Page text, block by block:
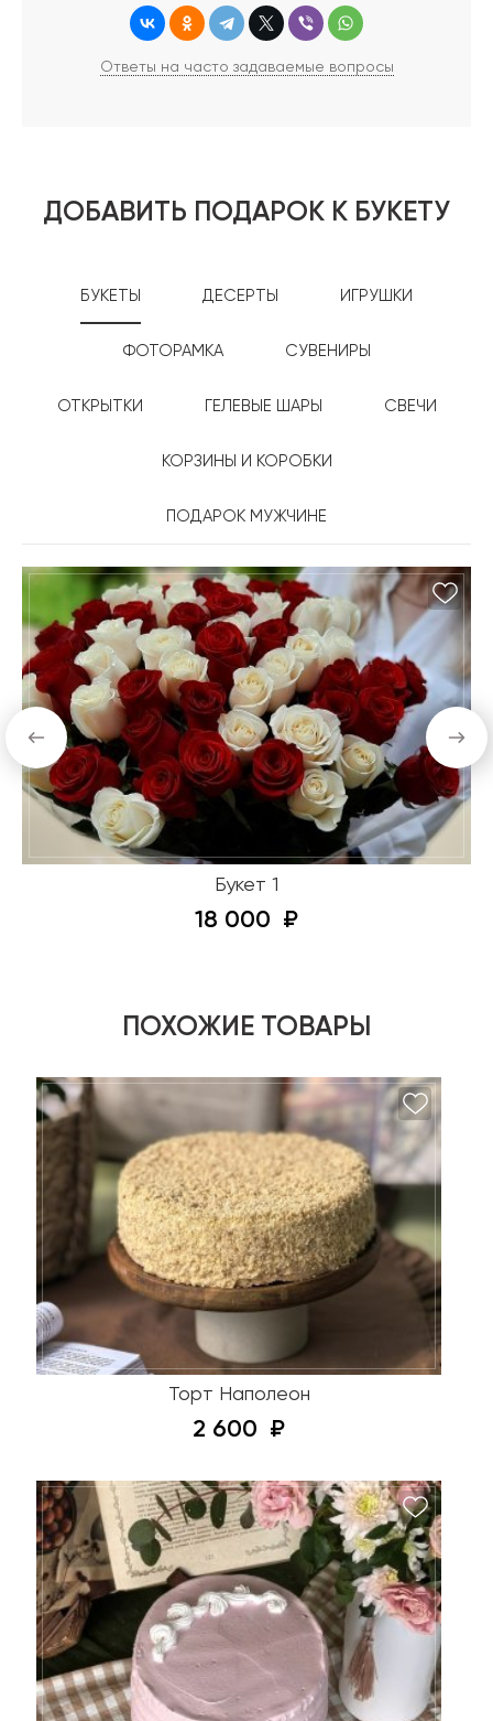
Ответы на часто задаваемые вопросы
ДОБАВИТЬ ПОДАРОК К БУКЕТУ
БУКЕТЫ ДЕСЕРТЫ ИГРУШКИ
ФОТОРАМКА СУВЕНИРЫ
ОТКРЫТКИ ГЕЛЕВЫЕ ШАРЫ СВЕЧИ
КОРЗИНЫ И КОРОБКИ
ПОДАРОК МУЖЧИНЕ
Букет 1
18 000
ПОХОЖИЕ ТОВАРЫ
Торт Наполеон
2 600